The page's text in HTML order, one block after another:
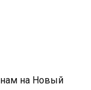
нам на Новый